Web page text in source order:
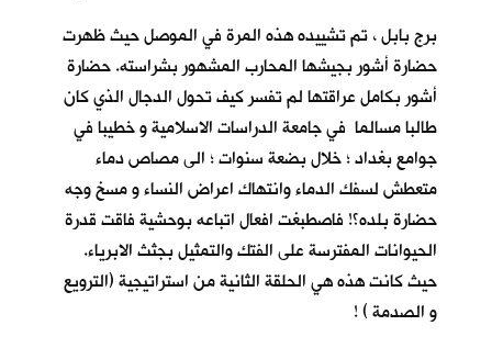
برج بابل ، تم تشييده هذه المرة في الموصل حيث ظهرت
حضارة أشور بجيشها المحارب المشهور بشراسته. حضارة
أشور بكامل عراقتها لم تفسر كيف تحول الدجال الذي كان
طالبا مسالما في جامعة الدراسات الاسلامية و خطيبا في
جوامع بغداد ؛ خلال بضعة سنوات ؛ الى مصاص دماء
متعطش لسفك الدماء وانتهاك اعراض النساء و مسخ وجه
حضارة بلده؟! فاصطبغت افعال اتباعه بوحشية فاقت قدرة
الحيوانات المفترسة على الفتك والتمثيل بجثث الابرياء.
حيث كانت هذه هي الحلقة الثانية من استراتيجية (الترويع
و الصدمة ) !